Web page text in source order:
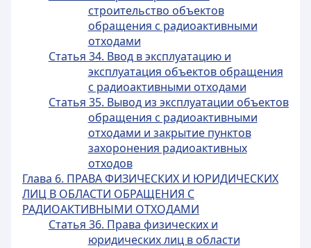
строительство объектов
обращения с радиоактивными
отходами
Статья 34. Ввод в эксплуатацию и
эксплуатация объектов обращения
с радиоактивными отходами
Статья 35. Вывод из эксплуатации объектов
обращения с радиоактивными
отходами и закрытие пунктов
захоронения радиоактивных
отходов
Глава 6. ПРАВА ФИЗИЧЕСКИХ И ЮРИДИЧЕСКИХ
ЛИЦ В ОБЛАСТИ ОБРАЩЕНИЯ С
РАДИОАКТИВНЫМИ ОТХОДАМИ
Статья 36. Права физических и
юридических лиц в области